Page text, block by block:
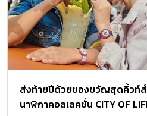
ส่งท้ายปีด้วยของขวัญสุดคิ้วท์
นาฬิกาคอลเลคชั่น CITY OF